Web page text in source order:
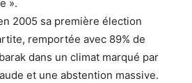
».
2005 sa première élection
remportée avec 89% de
dans un climat marqué par
et une abstention massive.